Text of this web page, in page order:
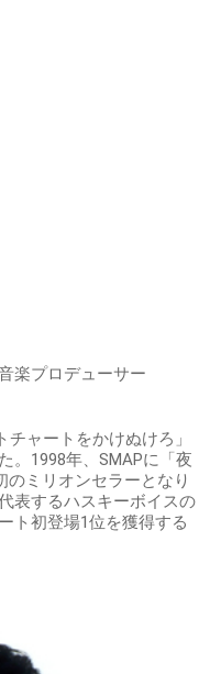
楽プロデューサー
ャートをかけぬけろ」
。1998年、SMAPに「夜
のミリオンセラーとなり
表するハスキーボイスの
ト初登場1位を獲得する